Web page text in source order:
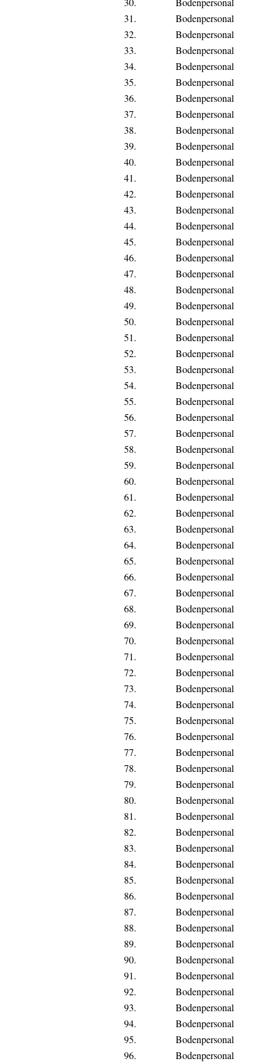
31.
Bodenpersonal
32.
Bodenpersonal
33.
Bodenpersonal
34.
Bodenpersonal
35.
Bodenpersonal
36.
Bodenpersonal
37.
Bodenpersonal
38.
Bodenpersonal
39.
Bodenpersonal
40.
Bodenpersonal
41.
Bodenpersonal
42.
Bodenpersonal
43.
Bodenpersonal
44.
Bodenpersonal
45.
Bodenpersonal
46.
Bodenpersonal
47.
Bodenpersonal
48.
Bodenpersonal
49.
Bodenpersonal
50.
Bodenpersonal
51.
Bodenpersonal
52.
Bodenpersonal
53.
Bodenpersonal
54.
Bodenpersonal
55.
Bodenpersonal
56.
Bodenpersonal
57.
Bodenpersonal
58.
Bodenpersonal
59.
Bodenpersonal
60.
Bodenpersonal
61.
Bodenpersonal
62.
Bodenpersonal
63.
Bodenpersonal
64.
Bodenpersonal
65.
Bodenpersonal
66.
Bodenpersonal
67.
Bodenpersonal
68.
Bodenpersonal
69.
Bodenpersonal
70.
Bodenpersonal
71.
Bodenpersonal
72.
Bodenpersonal
73.
Bodenpersonal
74.
Bodenpersonal
75.
Bodenpersonal
76.
Bodenpersonal
77.
Bodenpersonal
78.
Bodenpersonal
79.
Bodenpersonal
80.
Bodenpersonal
81.
Bodenpersonal
82.
Bodenpersonal
83.
Bodenpersonal
84.
Bodenpersonal
85.
Bodenpersonal
86.
Bodenpersonal
87.
Bodenpersonal
88.
Bodenpersonal
89.
Bodenpersonal
90.
Bodenpersonal
91.
Bodenpersonal
92.
Bodenpersonal
93.
Bodenpersonal
94.
Bodenpersonal
95.
Bodenpersonal
96.
Bodenpersonal